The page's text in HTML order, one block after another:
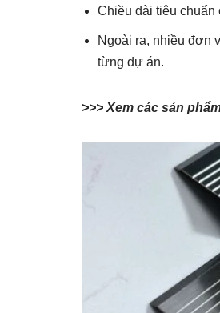
Chiều dài tiêu
Ngoài ra, nhiều đơn
từng dự án.
>>> Xem các sản